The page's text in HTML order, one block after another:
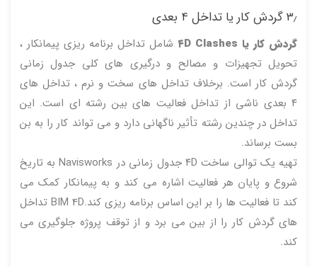
۳٫ گردش کار یا تداخل ۴ بعدی
گردش کار یا ۴D Clashes
شامل تداخل برنامه ریزی پیمانکار ،
تحویل تجهیزات و مصالح و درگیری های کلی جدول زمانی
گردش کار است. برخلاف تداخل های سخت و نرم ، تداخل های
۴ بعدی ناشی از تداخل فعالیت های بین رشته ای است. این
تداخل در چندین رشته تأثیر ناگهانی دارد و می تواند کار را به بن
بست برساند.
تهیه یک توالی ساخت ۴D جدول زمانی در Navisworks به تاریخ
شروع و پایان هر فعالیت اشاره می کند و به پیمانکار کمک می
کند تا فعالیت ها را بر این اساس برنامه ریزی کند.BIM 4D تداخل
های گردش کار را از بین می برد و از توقف پروژه جلوگیری می
کند.